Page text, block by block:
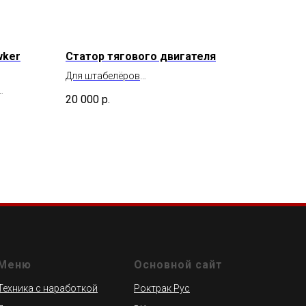
Статор тягового двигателя
Для штабелёров
SWac/TWac/SPac
20 000 р.
с наработкой
Основной сайт
Роктрак Рус